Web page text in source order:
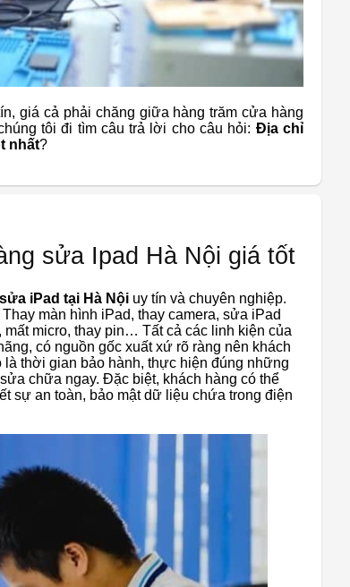
giá cả phải chăng giữa hàng trăm cửa hàng
tôi đi tìm câu trả lời cho câu hỏi: Địa chỉ
nhất?
sửa Ipad Hà Nội giá tốt
sửa iPad tại Hà Nội uy tín và chuyên nghiệp.
màn hình iPad, thay camera, sửa iPad
mất micro, thay pin… Tất cả các linh kiện của
có nguồn gốc xuất xứ rõ ràng nên khách
là thời gian bảo hành, thực hiện đúng những
chữa ngay. Đặc biệt, khách hàng có thể
sự an toàn, bảo mật dữ liệu chứa trong điện